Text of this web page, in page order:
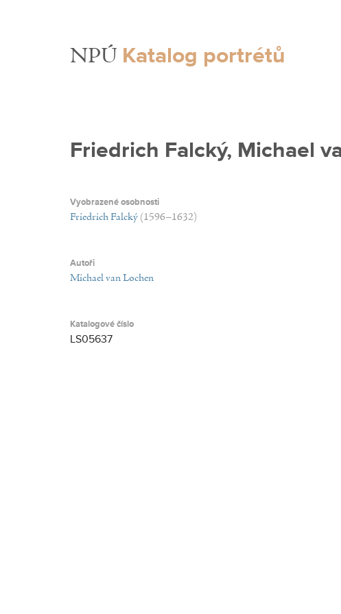
NPÚ Katalog portrétů
Friedrich Falcký, Michael
Vyobrazené osobnosti
Friedrich Falcký (1596–1632)
Autoři
Michael van Lochen
Katalogové číslo
LS05637